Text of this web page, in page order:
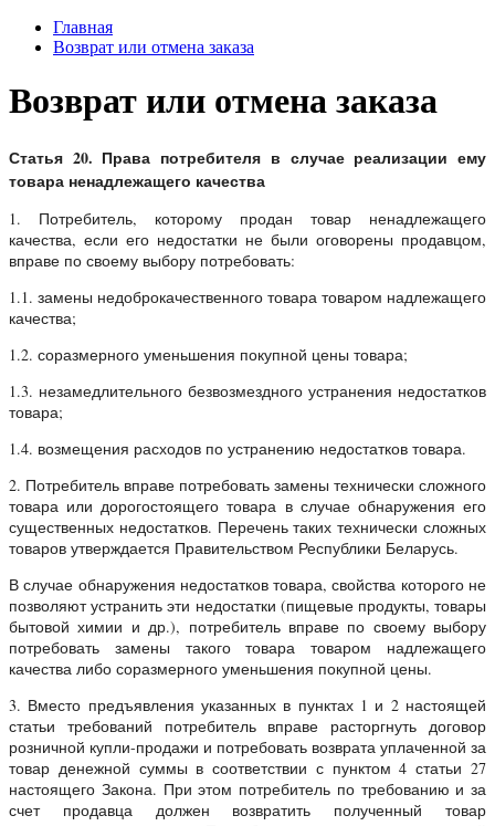
Главная
Возврат или отмена заказа
Возврат или отмена заказа
Статья 20. Права потребителя в случае реализации ему
товара ненадлежащего качества
1. Потребитель, которому продан товар ненадлежащего
качества, если его недостатки не были оговорены продавцом,
вправе по своему выбору потребовать:
1.1. замены недоброкачественного товара товаром надлежащего
качества;
1.2. соразмерного уменьшения покупной цены товара;
1.3. незамедлительного безвозмездного устранения недостатков
товара;
1.4. возмещения расходов по устранению недостатков товара.
2. Потребитель вправе потребовать замены технически сложного
товара или дорогостоящего товара в случае обнаружения его
существенных недостатков. Перечень таких технически сложных
товаров утверждается Правительством Республики Беларусь.
В случае обнаружения недостатков товара, свойства которого не
позволяют устранить эти недостатки (пищевые продукты, товары
бытовой химии и др.), потребитель вправе по своему выбору
потребовать замены такого товара товаром надлежащего
качества либо соразмерного уменьшения покупной цены.
3. Вместо предъявления указанных в пунктах 1 и 2 настоящей
статьи требований потребитель вправе расторгнуть договор
розничной купли-продажи и потребовать возврата уплаченной за
товар денежной суммы в соответствии с пунктом 4 статьи 27
настоящего Закона. При этом потребитель по требованию и за
счет продавца должен возвратить полученный товар